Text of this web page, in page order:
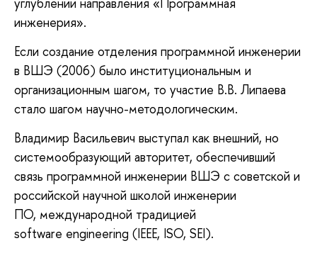
инженерия».
Если создание отделения программной инженерии
в ВШЭ (2006) было институциональным и
организационным шагом, то участие В.В. Липаева
стало шагом научно-методологическим.
Владимир Васильевич выступал как внешний, но
системообразующий авторитет, обеспечивший
связь программной инженерии ВШЭ с советской и
российской научной школой инженерии
ПО, международной традицией
software engineering (IEEE, ISO, SEI).